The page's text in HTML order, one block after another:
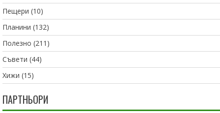
Пещери (10)
Планини (132)
Полезно (211)
Съвети (44)
Хижи (15)
ПАРТНЬОРИ